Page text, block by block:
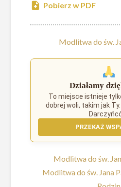
Pobierz w PDF
Modlitwa do św.
Działamy
To miejsce istnieje
dobrej woli, takim jak
PRZEKAŻ
Modlitwa do św.
Modlitwa do św. Jana